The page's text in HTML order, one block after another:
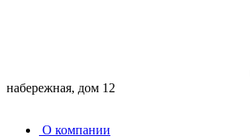
набережная, дом 12
О компании